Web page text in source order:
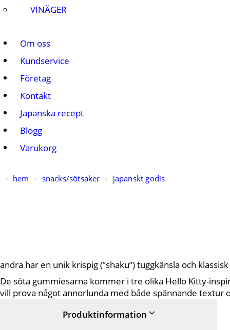
VINÄGER
Om oss
Kundservice
Företag
Kontakt
Japanska recept
Blogg
Varukorg
hem snacks/sötsaker japanskt godis
andra har en unik krispig (”shaku”) tuggkänsla och
De söta gummiesarna kommer i tre olika Hello Kitty-
vill prova något annorlunda med både spännande textur
Produktinformation